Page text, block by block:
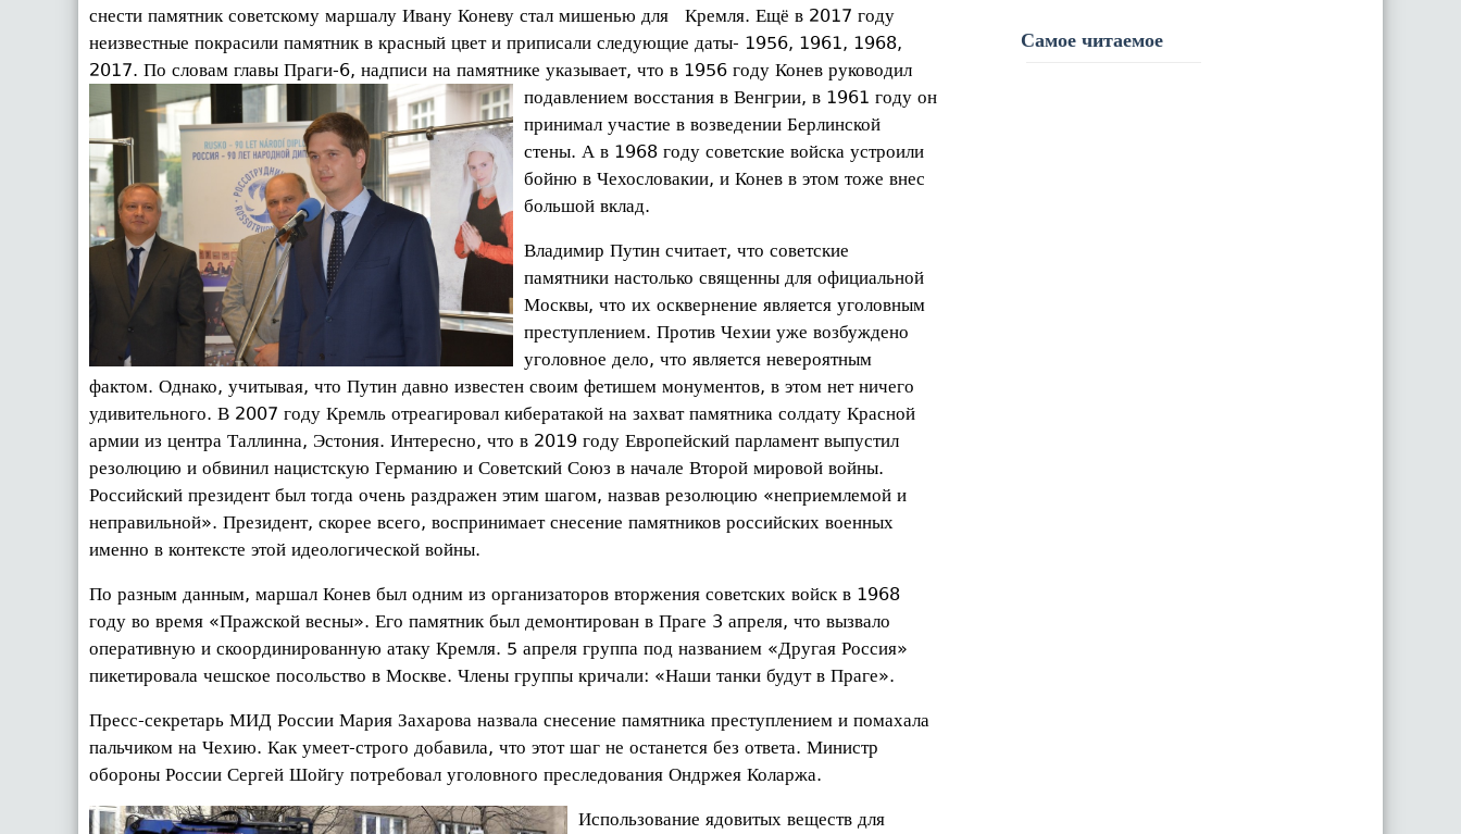
снести памятник советскому маршалу Ивану Коневу стал мишенью для Кремля. Ещё в 2017 году
неизвестные покрасили памятник в красный цвет и приписали следующие даты- 1956, 1961, 1968,
2017. По словам главы Праги-6, надписи на памятнике указывает, что в 1956 году Конев руководил
подавлением восстания в Венгрии, в 1961 году он
принимал участие в возведении Берлинской
стены. А в 1968 году советские войска устроили
бойню в Чехословакии, и Конев в этом тоже внес
большой вклад.
Владимир Путин считает, что советские
памятники настолько священны для официальной
Москвы, что их осквернение является уголовным
преступлением. Против Чехии уже возбуждено
уголовное дело, что является невероятным
фактом. Однако, учитывая, что Путин давно известен своим фетишем монументов, в этом нет ничего
удивительного. В 2007 году Кремль отреагировал кибератакой на захват памятника солдату Красной
армии из центра Таллинна, Эстония. Интересно, что в 2019 году Европейский парламент выпустил
резолюцию и обвинил нацистскую Германию и Советский Союз в начале Второй мировой войны.
Российский президент был тогда очень раздражен этим шагом, назвав резолюцию «неприемлемой и
неправильной». Президент, скорее всего, воспринимает снесение памятников российских военных
именно в контексте этой идеологической войны.
По разным данным, маршал Конев был одним из организаторов вторжения советских войск в 1968
году во время «Пражской весны». Его памятник был демонтирован в Праге 3 апреля, что вызвало
оперативную и скоординированную атаку Кремля. 5 апреля группа под названием «Другая Россия»
пикетировала чешское посольство в Москве. Члены группы кричали: «Наши танки будут в Праге».
Пресс-секретарь МИД России Мария Захарова назвала снесение памятника преступлением и помахала
пальчиком на Чехию. Как умеет-строго добавила, что этот шаг не останется без ответа. Министр
обороны России Сергей Шойгу потребовал уголовного преследования Ондржея Коларжа.
Использование ядовитых веществ для
Самое читаемое